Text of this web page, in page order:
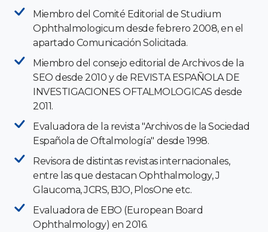
Miembro del Comité Editorial de Studium
Ophthalmologicum desde febrero 2008, en el
apartado Comunicación Solicitada.
Miembro del consejo editorial de Archivos de la
SEO desde 2010 y de REVISTA ESPAÑOLA DE
INVESTIGACIONES OFTALMOLOGICAS desde
2011.
Evaluadora de la revista "Archivos de la Sociedad
Española de Oftalmología" desde 1998.
Revisora de distintas revistas internacionales,
entre las que destacan Ophthalmology, J
Glaucoma, JCRS, BJO, PlosOne etc.
Evaluadora de EBO (European Board
Ophthalmology) en 2016.